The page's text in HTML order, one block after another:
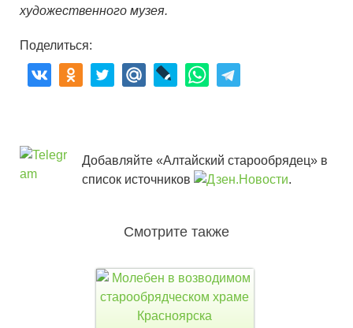
художественного музея.
Поделиться:
Добавляйте «Алтайский старообрядец» в
список источников
.
Смотрите также